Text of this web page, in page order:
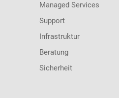
Managed Services
Support
Infrastruktur
Beratung
Sicherheit